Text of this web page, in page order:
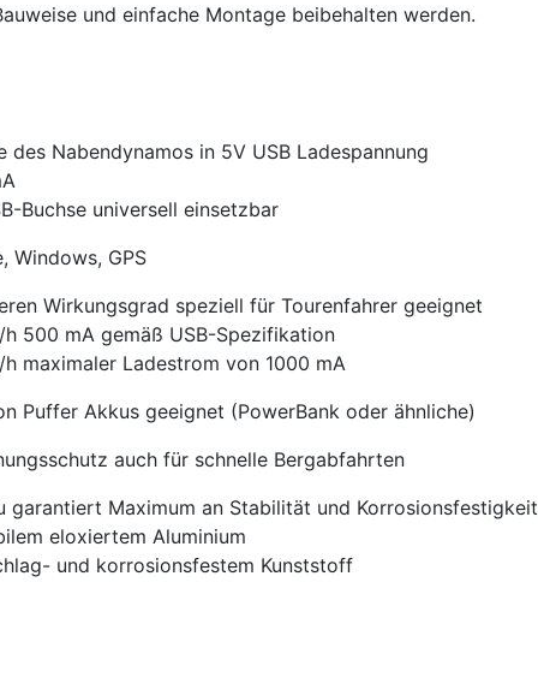
und einfache Montage beibehalten werden.
des Nabendynamos in 5V USB Ladespannung
Buchse universell einsetzbar
Windows, GPS
Wirkungsgrad speziell für Tourenfahrer geeignet
h 500 mA gemäß USB-Spezifikation
maximaler Ladestrom von 1000 mA
Puffer Akkus geeignet (PowerBank oder ähnliche)
auch für schnelle Bergabfahrten
garantiert Maximum an Stabilität und Korrosionsfestigkeit
eloxiertem Aluminium
und korrosionsfestem Kunststoff